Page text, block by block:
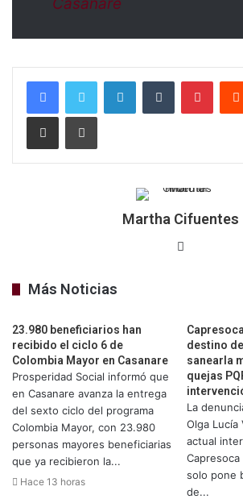
LinkedInTumblr
Compartir por correo electrónicoImprimir
Martha Cifuentes
Sitio
Más Noticias
23.980 beneficiarios han
recibido el ciclo 6 de
Colombia Mayor en Casanare
Prosperidad Social informó que
en Casanare avanza la entrega
del sexto ciclo del programa
Colombia Mayor, con 23.980
personas mayores beneficiarias
que ya recibieron la...
Hace 13 horas
destino
sanearla
quejas
La
Olga Lucía
actual
Capresoca
solo pone
de...